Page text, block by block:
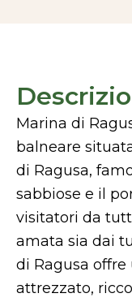
Marina di
balneare
di Ragusa,
sabbiose e il
visitatori da
amata sia dai
di Ragusa
attrezzato,